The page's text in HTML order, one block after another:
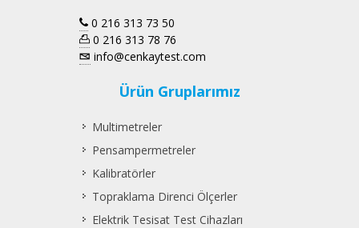
0 216 313 73 50
0 216 313 78 76
info@cenkaytest.com
Ürün Gruplarımız
Multimetreler
Pensampermetreler
Kalibratörler
Topraklama Direnci Ölçerler
Elektrik Tesisat Test Cihazları